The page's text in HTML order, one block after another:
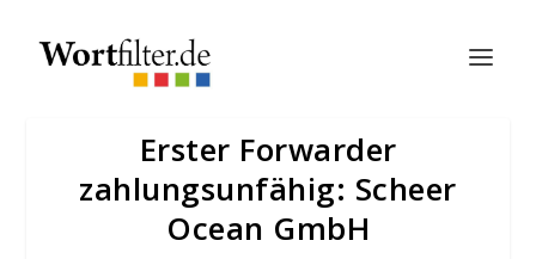
Erster Forwarder
zahlungsunfähig: Scheer
Ocean GmbH